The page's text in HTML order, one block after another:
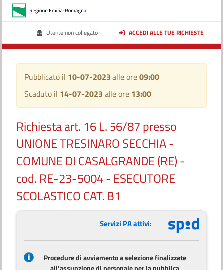
Utente non collegato ACCEDI ALLE TUE RICHIESTE
Pubblicato il 10-07-2023 alle ore09:00
Scaduto il 14-07-2023 alle ore 13:00
Richiesta art. 16 L. 56/87 presso
UNIONE TRESINARO SECCHIA -
COMUNE DI CASALGRANDE (RE) -
cod. RE-23-5004 - ESECUTORE
SCOLASTICO CAT. B1
Servizi PA attivi:
Procedure di avviamento a selezione finalizzate
all’assunzione di personale per la pubblica